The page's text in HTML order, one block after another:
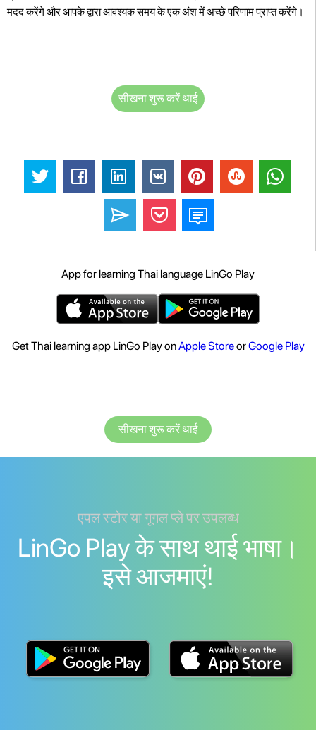
मदद करेंगे और आपके द्वारा आवश्यक समय के एक अंश में अच्छे परिणाम प्राप्त करेंगे।
सीखना शुरू करें थाई
App for learning Thai language LinGo Play
Get Thai learning app LinGo Play onApple StoreorGoogle Play
सीखना शुरू करें थाई
एपल स्टोर या गूगल प्ले पर उपलब्ध
LinGo Play के साथ थाई भाषा।
इसे आजमाएं!